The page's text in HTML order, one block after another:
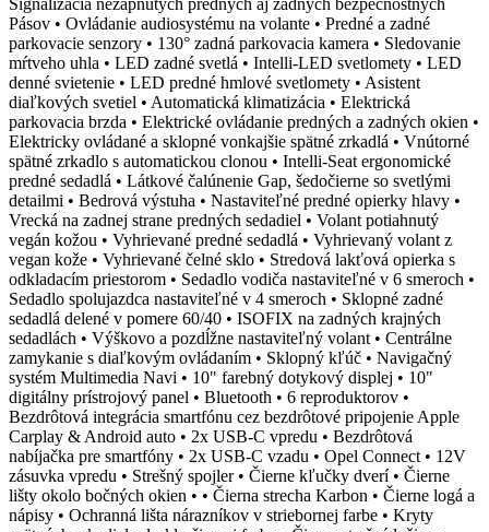
Pásov • Ovládanie audiosystému na volante • Predné a zadné
parkovacie senzory • 130° zadná parkovacia kamera • Sledovanie
mŕtveho uhla • LED zadné svetlá • Intelli-LED svetlomety • LED
denné svietenie • LED predné hmlové svetlomety • Asistent
diaľkových svetiel • Automatická klimatizácia • Elektrická
parkovacia brzda • Elektrické ovládanie predných a zadných okien •
Elektricky ovládané a sklopné vonkajšie spätné zrkadlá • Vnútorné
spätné zrkadlo s automatickou clonou • Intelli-Seat ergonomické
predné sedadlá • Látkové čalúnenie Gap, šedočierne so svetlými
detailmi • Bedrová výstuha • Nastaviteľné predné opierky hlavy •
Vrecká na zadnej strane predných sedadiel • Volant potiahnutý
vegán kožou • Vyhrievané predné sedadlá • Vyhrievaný volant z
vegan kože • Vyhrievané čelné sklo • Stredová lakťová opierka s
odkladacím priestorom • Sedadlo vodiča nastaviteľné v 6 smeroch •
Sedadlo spolujazdca nastaviteľné v 4 smeroch • Sklopné zadné
sedadlá delené v pomere 60/40 • ISOFIX na zadných krajných
sedadlách • Výškovo a pozdĺžne nastaviteľný volant • Centrálne
zamykanie s diaľkovým ovládaním • Sklopný kľúč • Navigačný
systém Multimedia Navi • 10" farebný dotykový displej • 10"
digitálny prístrojový panel • Bluetooth • 6 reproduktorov •
Bezdrôtová integrácia smartfónu cez bezdrôtové pripojenie Apple
Carplay & Android auto • 2x USB-C vpredu • Bezdrôtová
nabíjačka pre smartfóny • 2x USB-C vzadu • Opel Connect • 12V
zásuvka vpredu • Strešný spojler • Čierne kľučky dverí • Čierne
lišty okolo bočných okien • • Čierna strecha Karbon • Čierne logá a
nápisy • Ochranná lišta nárazníkov v striebornej farbe • Kryty